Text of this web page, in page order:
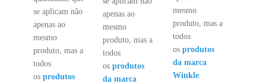
se aplicam não
apenas ao
mesmo
produto, mas a
todos
os produtos
apenas ao
mesmo
produto, mas a
todos
osprodutos
da marca
mesmo
produto, mas a
todos
os produtos
da marca
Winkle.